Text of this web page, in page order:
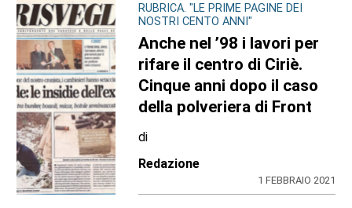
RUBRICA. "LE PRIME PAGINE DEI
NOSTRI CENTO ANNI"
Anche nel ’98 i lavori per
rifare il centro di Ciriè.
Cinque anni dopo il caso
della polveriera di Front
di
Redazione
1 FEBBRAIO 2021